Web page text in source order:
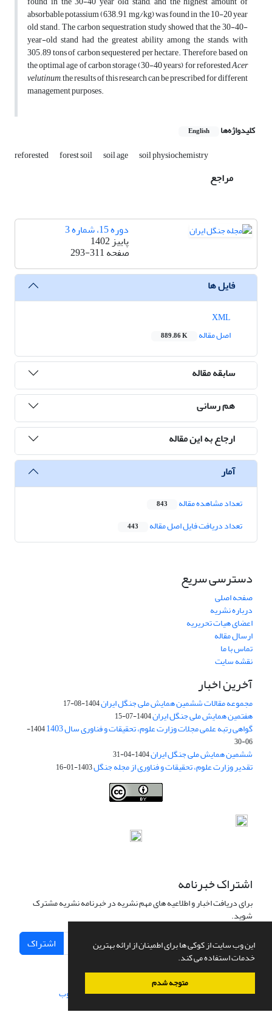
این وب سایت از کوکی ها برای اطمینان از ارائه بهترین
خدمات استفاده می کند.
متوجه شدم
absorbable potassium (638.91 mg/kg) was found in the 10-20 year
old stand. The carbon sequestration study showed that the 30-40-
year-old stand had the greatest ability among the stands, with
305.89 tons of carbon sequestered per hectare. Therefore, based on
the optimal age of carbon storage (30-40 years) for reforestedAcer
velutinum, the results of this research can be prescribed for different
management purposes.
کلیدواژه‌ها English
reforested forest soil soil age soil physiochemistry
مراجع
دوره 15، شماره 3
پاییز 1402
صفحه293-311
فایل ها
اصل مقاله
889.86 K
سابقه مقاله
هم رسانی
ارجاع به این مقاله
آمار
تعداد مشاهده مقاله 843
تعداد دریافت فایل اصل مقاله 443
دسترسی سریع
صفحه اصلی
درباره نشریه
اعضای هیات تحریریه
ارسال مقاله
تماس با ما
نقشه سایت
آخرین اخبار
مجموعه مقالات ششمین همایش ملی جنگل ایران1404-08-17
هفتمین همایش ملی جنگل ایران1404-07-15
گواهی رتبه علمی مجلات وزارت علوم، تحقیقات و فناوری سال 1403
1404-
06-30
ششمین همایش ملی جنگل ایران1404-04-31
تقدیر وزارت علوم، تحقیقات و فناوری از مجله جنگل1403-01-16
اشتراک خبرنامه
برای دریافت اخبار و اطلاعیه های مهم نشریه در خبرنامه نشریه مشترک
شوید.
اشتراک
سامانه مدیریت نشریات علمی.طراحی و پیاده سازی از سیناوب